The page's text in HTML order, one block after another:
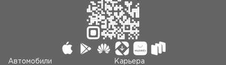
Автомобили Карьера